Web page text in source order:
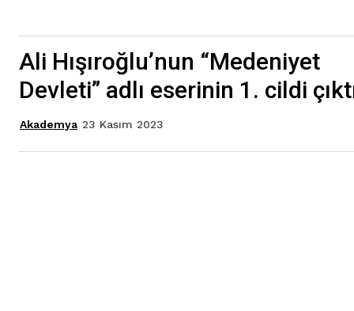
Ali Hışıroğlu’nun “Medeniyet
Devleti” adlı eserinin 1. cildi
Akademya 23 Kasım 2023